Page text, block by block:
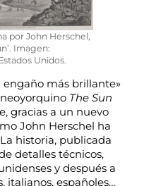
por John Herschel,
Imagen:
Unidos.
engaño más brillante»
neoyorquino The Sun
gracias a un nuevo
John Herschel ha
historia, publicada
detalles técnicos,
y después a
italianos, españoles…